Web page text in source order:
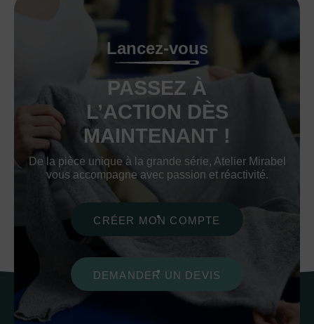
Lancez-vous
PASSEZ À
L’ACTION DÈS
MAINTENANT !
De la pièce unique à la grande série, Atelier Mirabel
vous accompagne avec passion et réactivité.
CRÉER MON COMPTE
DEMANDER UN DEVIS